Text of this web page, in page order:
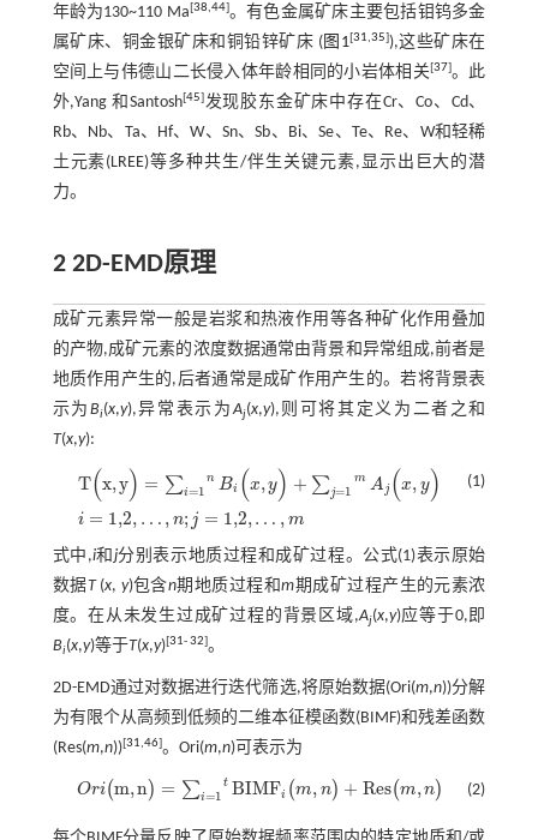
年龄为130~110 Ma[38,44]。有色金属矿床主要包括钼钨多金
属矿床、铜金银矿床和铜铅锌矿床 (图1[31,35]),这些矿床在
空间上与伟德山二长侵入体年龄相同的小岩体相关[37]。此
外,Yang 和Santosh[45]发现胶东金矿床中存在Cr、Co、Cd、
Rb、Nb、Ta、Hf、W、Sn、Sb、Bi、Se、Te、Re、W和轻稀
土元素(LREE)等多种共生/伴生关键元素,显示出巨大的潜
力。
2 2D-EMD原理
成矿元素异常一般是岩浆和热液作用等各种矿化作用叠加
的产物,成矿元素的浓度数据通常由背景和异常组成,前者是
地质作用产生的,后者通常是成矿作用产生的。若将背景表
示为 Bi(x,y),异常表示为Aj(x,y),则可将其定义为二者之和
T(x,y):
(1)
T(x,y) = ∑i=1
n Bi (x,y) + ∑j=1
m A j (x, y)
i = 1,2, … , n; j = 1,2,… , m
,y ∑i= , )+ m ,y ,… ,n 1,2,… m
式中,i和 j分别表示地质过程和成矿过程。公式(1)表示原始
数据T(x, y)包含n期地质过程和m期成矿过程产生的元素浓
度。在从未发生过成矿过程的背景区域,Aj(x,y)应等于0,即
Bi(x,y)等于T(x,y)[31-32]。
2D-EMD通过对数据进行迭代筛选,将原始数据(Ori(m,n))分解
为有限个从高频到低频的二维本征模函数(BIMF)和残差函数
(Res(m,n))[31,46]。Ori(m,n)可表示为
(2)
Ori(m,n) = ∑i=1
t BIMFi (m, n) + Res(m,n)
Ori(m,n)=∑i =1t BI MFi( m,n)+Re s (m,n)